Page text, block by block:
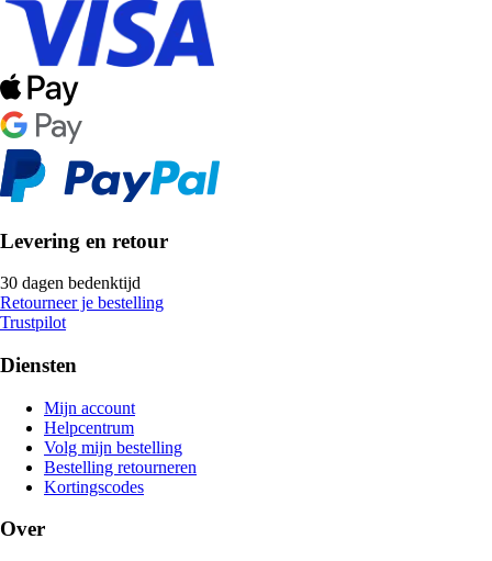
Levering en retour
30 dagen bedenktijd
Retourneer je bestelling
Trustpilot
Diensten
Mijn account
Helpcentrum
Volg mijn bestelling
Bestelling retourneren
Kortingscodes
Over